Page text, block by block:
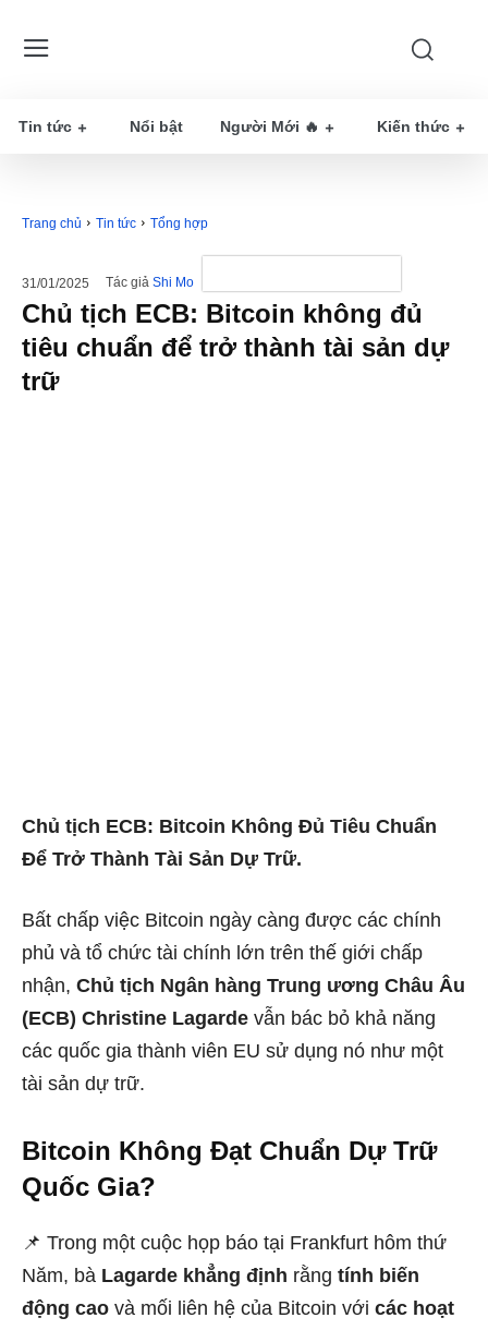
Tin tức Nổi bật Người Mới 🔥 Kiến thức
Trang chủ Tin tức Tổng hợp
31/01/2025 Tác giả Shi Mo
Chủ tịch ECB: Bitcoin không đủ
tiêu chuẩn để trở thành tài sản dự
trữ
Chủ tịch ECB: Bitcoin Không Đủ Tiêu Chuẩn
Để Trở Thành Tài Sản Dự Trữ.
Bất chấp việc Bitcoin ngày càng được các chính
phủ và tổ chức tài chính lớn trên thế giới chấp
nhận, Chủ tịch Ngân hàng Trung ương Châu Âu
(ECB) Christine Lagarde vẫn bác bỏ khả năng
các quốc gia thành viên EU sử dụng nó như một
tài sản dự trữ.
Bitcoin Không Đạt Chuẩn Dự Trữ
Quốc Gia?
📌 Trong một cuộc họp báo tại Frankfurt hôm thứ
Năm, bà Lagarde khẳng định rằng tính biến
động cao và mối liên hệ của Bitcoin với các hoạt